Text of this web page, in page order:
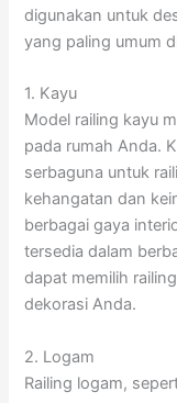
digunakan untuk
yang paling umum
1. Kayu
Model railing kayu
pada rumah Anda.
serbaguna untuk
kehangatan dan
berbagai gaya
tersedia dalam
dapat memilih
dekorasi Anda.
2. Logam
Railing logam,